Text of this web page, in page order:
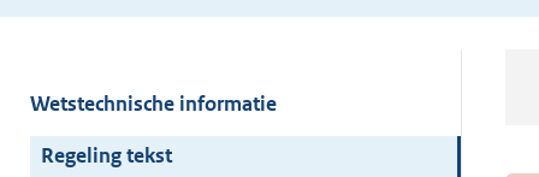
Wetstechnische informatie
Regeling tekst